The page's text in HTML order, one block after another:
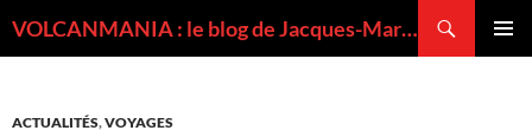
VOLCANMANIA : le blog de Jacques-Marie BARDINTZEFF, volcanologue
ACTUALITÉS,VOYAGES